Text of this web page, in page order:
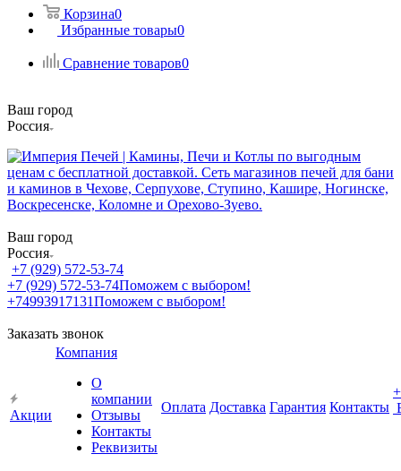
Корзина0
Избранные товары0
Сравнение товаров0
Ваш город
Россия
Ваш город
Россия
+7 (929) 572-53-74
+7 (929) 572-53-74Поможем с выбором!
+74993917131Поможем с выбором!
Заказать звонок
Акции
Компания
О
компании
Отзывы
Контакты
Реквизиты
Оплата Доставка Гарантия Контакты
+